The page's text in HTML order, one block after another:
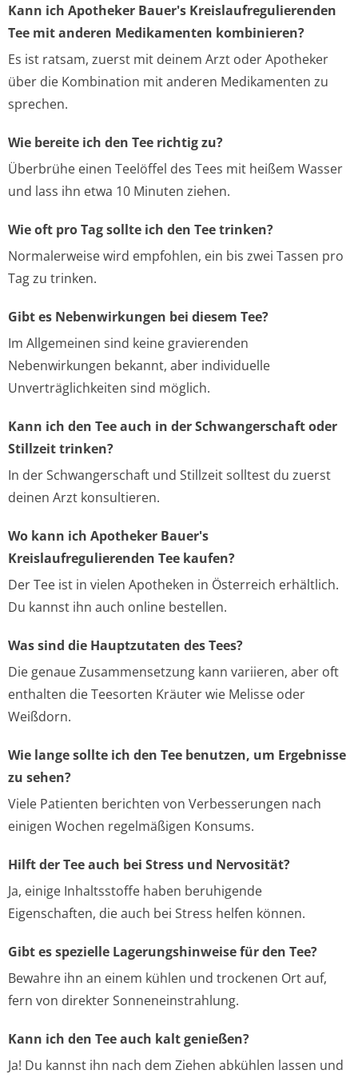
Kann ich Apotheker Bauer's Kreislaufregulierenden
Tee mit anderen Medikamenten kombinieren?
Es ist ratsam, zuerst mit deinem Arzt oder Apotheker
über die Kombination mit anderen Medikamenten zu
sprechen.
Wie bereite ich den Tee richtig zu?
Überbrühe einen Teelöffel des Tees mit heißem Wasser
und lass ihn etwa 10 Minuten ziehen.
Wie oft pro Tag sollte ich den Tee trinken?
Normalerweise wird empfohlen, ein bis zwei Tassen pro
Tag zu trinken.
Gibt es Nebenwirkungen bei diesem Tee?
Im Allgemeinen sind keine gravierenden
Nebenwirkungen bekannt, aber individuelle
Unverträglichkeiten sind möglich.
Kann ich den Tee auch in der Schwangerschaft oder
Stillzeit trinken?
In der Schwangerschaft und Stillzeit solltest du zuerst
deinen Arzt konsultieren.
Wo kann ich Apotheker Bauer's
Kreislaufregulierenden Tee kaufen?
Der Tee ist in vielen Apotheken in Österreich erhältlich.
Du kannst ihn auch online bestellen.
Was sind die Hauptzutaten des Tees?
Die genaue Zusammensetzung kann variieren, aber oft
enthalten die Teesorten Kräuter wie Melisse oder
Weißdorn.
Wie lange sollte ich den Tee benutzen, um Ergebnisse
zu sehen?
Viele Patienten berichten von Verbesserungen nach
einigen Wochen regelmäßigen Konsums.
Hilft der Tee auch bei Stress und Nervosität?
Ja, einige Inhaltsstoffe haben beruhigende
Eigenschaften, die auch bei Stress helfen können.
Gibt es spezielle Lagerungshinweise für den Tee?
Bewahre ihn an einem kühlen und trockenen Ort auf,
fern von direkter Sonneneinstrahlung.
Kann ich den Tee auch kalt genießen?
Ja! Du kannst ihn nach dem Ziehen abkühlen lassen und